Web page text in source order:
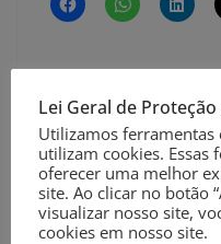
30 novos casos
quarta-feira (14/09)
RS contabiliza
Lei Geral de
Utilizamos ferramentas
utilizam cookies. Essas
oferecer uma melhor
site. Ao clicar no botão
visualizar nosso site,
cookies em nosso site.